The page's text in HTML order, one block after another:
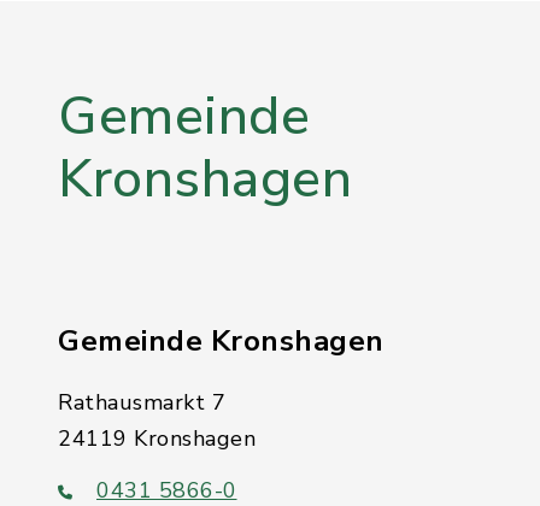
Gemeinde
Kronshagen
Gemeinde Kronshagen
Rathausmarkt 7
24119 Kronshagen
0431 5866-0